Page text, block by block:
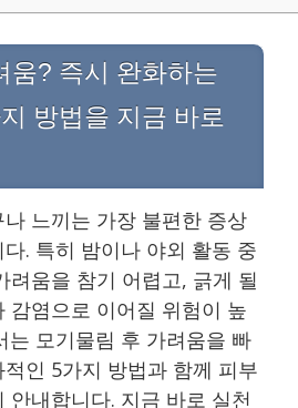
움? 즉시 완화하는
방법을 지금 바로
느끼는 가장 불편한 증상
. 특히 밤이나 야외 활동 중
려움을 참기 어렵고, 긁게 될
감염으로 이어질 위험이 높
는 모기물림 후 가려움을 빠
인 5가지 방법과 함께 피부
안내합니다. 지금 바로 실천